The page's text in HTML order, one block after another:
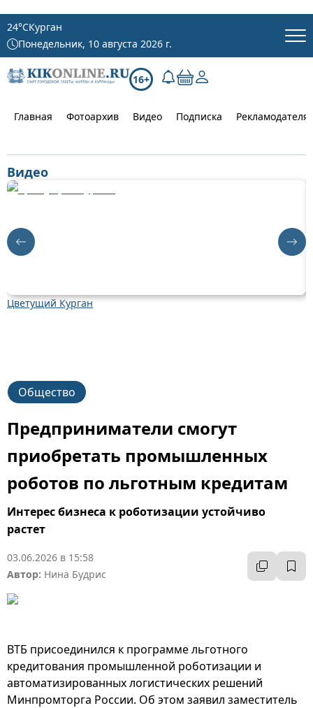
24°CКурган
Понедельник, 10 августа 2026 г.
16+
Главная Фотоархив Видео Подписка
Видео
Цветущий Курган
Общество
Предприниматели смогут
приобретать промышленных
роботов по льготным кредитам
Интерес бизнеса к роботизации устойчиво
растет
03.06.2026 в 15:58
Автор: Нина Будрис
ВТБ присоединился к программе льготного
кредитования промышленной роботизации и
автоматизированных логистических решений
Минпромторга России. Об этом заявил заместитель